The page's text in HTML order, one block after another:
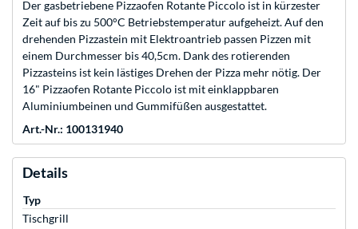
Der gasbetriebene Pizzaofen Rotante Piccolo ist in kürzester
Zeit auf bis zu 500°C Betriebstemperatur aufgeheizt. Auf den
drehenden Pizzastein mit Elektroantrieb passen Pizzen mit
einem Durchmesser bis 40,5cm. Dank des rotierenden
Pizzasteins ist kein lästiges Drehen der Pizza mehr nötig. Der
16" Pizzaofen Rotante Piccolo ist mit einklappbaren
Aluminiumbeinen und Gummifüßen ausgestattet.
Art.-Nr.: 100131940
Details
Typ
Tischgrill